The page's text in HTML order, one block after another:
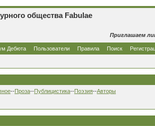
общества Fabulae
Приглашаем
Дебюта Пользователи Правила Поиск
--Проза--Публицистика--Поэзия--Авторы